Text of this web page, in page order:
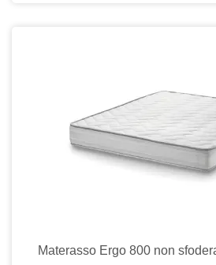
Materasso Ergo 800 non